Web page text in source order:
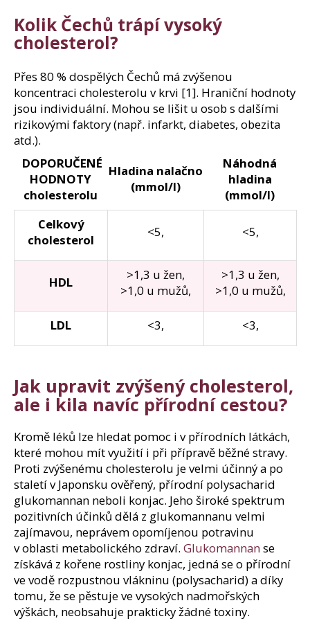
Kolik Čechů trápí vysoký
cholesterol?
Přes 80 % dospělých Čechů má zvýšenou
koncentraci cholesterolu v krvi [1]. Hraniční hodnoty
jsou individuální. Mohou se lišit u osob s dalšími
rizikovými faktory (např. infarkt, diabetes, obezita
atd.).
DOPORUČENÉ
HODNOTY
cholesterolu
Hladina nalačno
(mmol/l)
Náhodná
hladina
(mmol/l)
Celkový
cholesterol
<5, <5,
HDL
>1,3 u žen,
>1,0 u mužů,
>1,3 u žen,
>1,0 u mužů,
LDL <3, <3,
Jak upravit zvýšený cholesterol,
ale i kila navíc přírodní cestou?
Kromě léků lze hledat pomoc i v přírodních látkách,
které mohou mít využití i při přípravě běžné stravy.
Proti zvýšenému cholesterolu je velmi účinný a po
staletí v Japonsku ověřený, přírodní polysacharid
glukomannan neboli konjac. Jeho široké spektrum
pozitivních účinků dělá z glukomannanu velmi
zajímavou, neprávem opomíjenou potravinu
v oblasti metabolického zdraví. Glukomannanse
získává z kořene rostliny konjac, jedná se o přírodní
ve vodě rozpustnou vlákninu (polysacharid) a díky
tomu, že se pěstuje ve vysokých nadmořských
výškách, neobsahuje prakticky žádné toxiny.
BEZ
OCHUCENÍ
800G
Kč